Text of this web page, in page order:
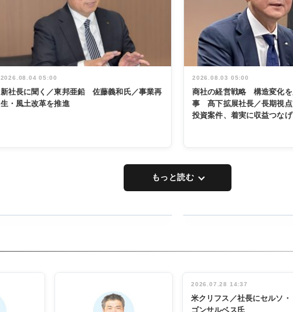
2026.08.04 05:00
新社長に聞く／東邦亜鉛 佐藤義和氏／事業再
生・風土改革を推進
2026.08.03 05:00
商社の経営戦略 構造変化を
事 髙下拡展社長／長期視点
投資案件、着実に収益つな
もっと読む
念祝う 業界
関係者ら220
人出席
2026.07.28 14:37
米クリフス／社長にセルソ・
ゴンサルベス氏